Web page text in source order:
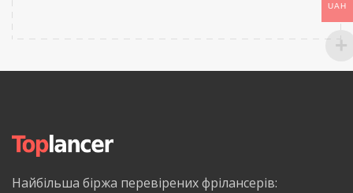
Найбільша біржа перевірених фрілансерів:
UAH